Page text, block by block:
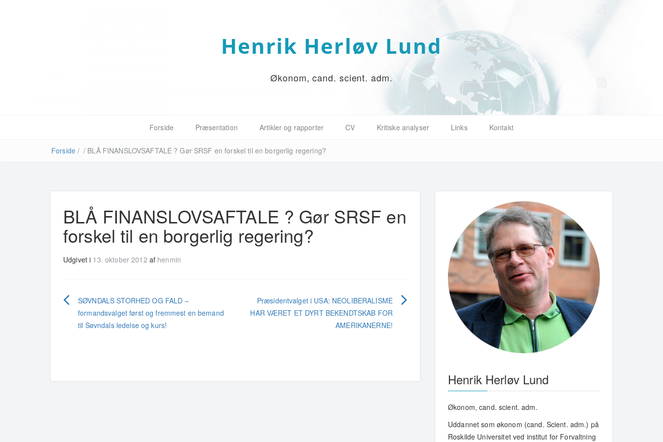
Henrik Herløv Lund
Økonom, cand. scient. adm.
Forside Præsentation Artikler og rapporter CV Kritiske analyser Links Kontakt
Forside / / BLÅ FINANSLOVSAFTALE ? Gør SRSF en forskel til en borgerlig regering?
BLÅ FINANSLOVSAFTALE ? Gør SRSF en
forskel til en borgerlig regering?
Udgivet i 13. oktober 2012 af henmin
Indlægsnavigation
SØVNDALS STORHED OG FALD –
formandsvalget først og fremmest en bemand
til Søvndals ledelse og kurs!
Præsidentvalget i USA: NEOLIBERALISME
HAR VÆRET ET DYRT BEKENDTSKAB FOR
AMERIKANERNE!
Henrik Herløv Lund
Økonom, cand. scient. adm.
Uddannet som økonom (cand. Scient. adm.) på
Roskilde Universitet ved institut for Forvaltning